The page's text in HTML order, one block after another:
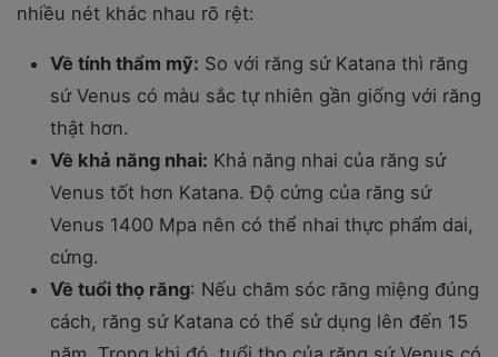
nhiều nét khác nhau rõ rệt:
Về tính thẩm mỹ: So với răng sứ Katana thì răng
sứ Venus có màu sắc tự nhiên gần giống với răng
thật hơn.
Về khả năng nhai: Khả năng nhai của răng sứ
Venus tốt hơn Katana. Độ cứng của răng sứ
Venus 1400 Mpa nên có thể nhai thực phẩm dai,
cứng.
Về tuổi thọ răng: Nếu chăm sóc răng miệng đúng
cách, răng sứ Katana có thể sử dụng lên đến 15